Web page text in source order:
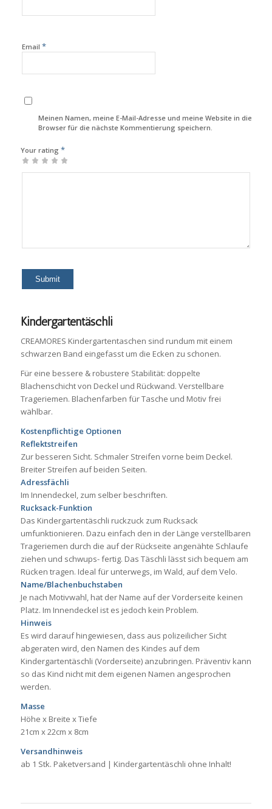
Email *
Meinen Namen, meine E-Mail-Adresse und meine Website in diesem
Browser für die nächste Kommentierung speichern.
Your rating *
1
2
3
4
5
Kindergartentäschli
CREAMORES Kindergartentaschen sind rundum mit einem
schwarzen Band eingefasst um die Ecken zu schonen.
Für eine bessere & robustere Stabilität: doppelte
Blachenschicht von Deckel und Rückwand. Verstellbare
Trageriemen. Blachenfarben für Tasche und Motiv frei
wählbar.
Kostenpflichtige Optionen
Reflektstreifen
Zur besseren Sicht. Schmaler Streifen vorne beim Deckel.
Breiter Streifen auf beiden Seiten.
Adressfächli
Im Innendeckel, zum selber beschriften.
Rucksack-Funktion
Das Kindergartentäschli ruckzuck zum Rucksack
umfunktionieren. Dazu einfach den in der Länge verstellbaren
Trageriemen durch die auf der Rückseite angenähte Schlaufe
ziehen und schwups- fertig. Das Täschli lässt sich bequem am
Rücken tragen. Ideal für unterwegs, im Wald, auf dem Velo.
Name/Blachenbuchstaben
Je nach Motivwahl, hat der Name auf der Vorderseite keinen
Platz. Im Innendeckel ist es jedoch kein Problem.
Hinweis
Es wird darauf hingewiesen, dass aus polizeilicher Sicht
abgeraten wird, den Namen des Kindes auf dem
Kindergartentäschli (Vorderseite) anzubringen. Präventiv kann
so das Kind nicht mit dem eigenen Namen angesprochen
werden.
Masse
Höhe x Breite x Tiefe
21cm x 22cm x 8cm
Versandhinweis
ab 1 Stk. Paketversand | Kindergartentäschli ohne Inhalt!